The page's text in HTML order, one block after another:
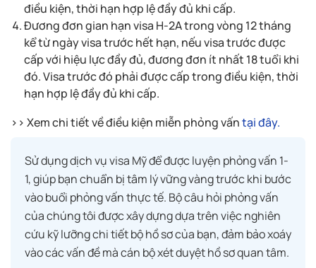
điều kiện, thời hạn hợp lệ đầy đủ khi cấp.
Đương đơn gian hạn visa H-2A trong vòng 12 tháng
kể từ ngày visa trước hết hạn, nếu visa trước được
cấp với hiệu lực đầy đủ, đương đơn ít nhất 18 tuổi khi
đó. Visa trước đó phải được cấp trong điều kiện, thời
hạn hợp lệ đầy đủ khi cấp.
>> Xem chi tiết về điều kiện miễn phỏng vấntại đây.
Sử dụng dịch vụ visa Mỹ để được luyện phỏng vấn 1-
1, giúp bạn chuẩn bị tâm lý vững vàng trước khi bước
vào buổi phỏng vấn thực tế. Bộ câu hỏi phỏng vấn
của chúng tôi được xây dựng dựa trên việc nghiên
cứu kỹ lưỡng chi tiết bộ hồ sơ của bạn, đảm bảo xoáy
vào các vấn đề mà cán bộ xét duyệt hồ sơ quan tâm.